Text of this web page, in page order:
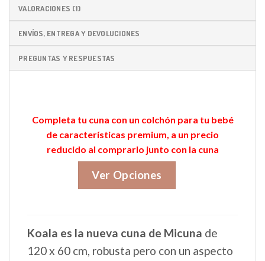
VALORACIONES (1)
ENVÍOS, ENTREGA Y DEVOLUCIONES
PREGUNTAS Y RESPUESTAS
Completa tu cuna con un colchón para tu bebé
de características premium, a un precio
reducido al comprarlo junto con la cuna
Ver Opciones
Koala es la nueva cuna de Micuna de
120 x 60 cm, robusta pero con un aspecto